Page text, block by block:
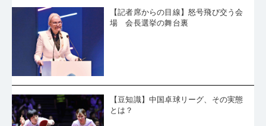
【記者席からの目線】怒号飛び交う会
場 会長選挙の舞台裏
【豆知識】中国卓球リーグ、その実態
とは？